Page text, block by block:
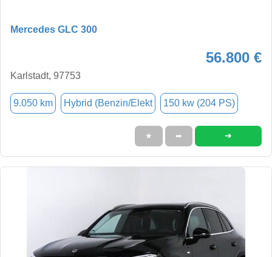
Mercedes GLC 300
56.800 €
Karlstadt, 97753
9.050 km Hybrid (Benzin/Elekt 150 kw (204 PS)
★ ➦ ➜